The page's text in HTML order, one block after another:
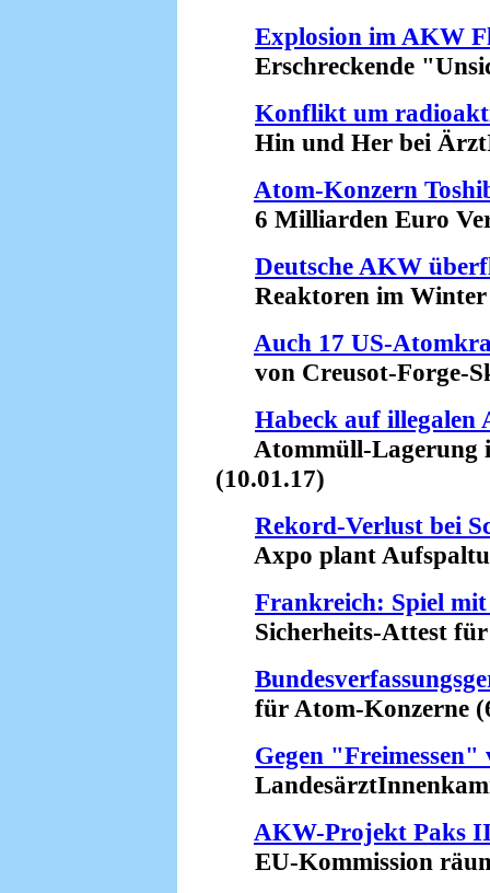
Explosion im AKW
Erschreckende
Konflikt um
Hin und Her bei
Atom-Konzern
6 Milliarden Euro
Deutsche AKW
Reaktoren im Winter
Auch 17 US-
von Creusot-Forge-
Habeck auf illegalen
Atommüll-Lagerung
(10.01.17)
Rekord-Verlust bei
Axpo plant
Frankreich: Spiel mit
Sicherheits-Attest für
für Atom-Konzerne
Gegen
AKW-Projekt Paks
EU-Kommission